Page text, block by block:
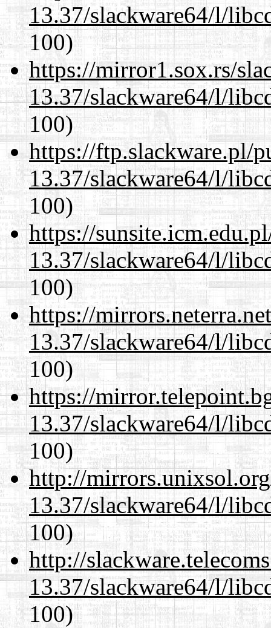
13.37/slackware64/l/
100)
https://mirror1.sox.rs/
13.37/slackware64/l/
100)
https://ftp.slackware.pl/
13.37/slackware64/l/
100)
https://
13.37/slackware64/l/
100)
https://
13.37/slackware64/l/
100)
https://
13.37/slackware64/l/
100)
http://
13.37/slackware64/l/
100)
http://
13.37/slackware64/l/
100)